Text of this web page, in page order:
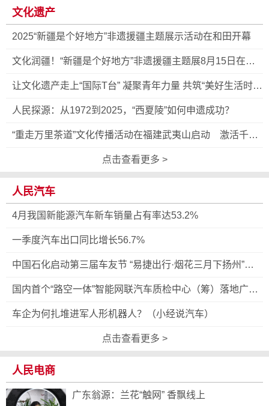
文化遗产
2025“新疆是个好地方”非遗援疆主题展示活动在和田开幕
文化润疆！“新疆是个好地方”非遗援疆主题展8月15日在和
田举办
让文化遗产走上“国际T台” 凝聚青年力量 共筑“美好生活时尚
文化共同体”
人民探源：从1972到2025，“西夏陵”如何申遗成功？
“重走万里茶道”文化传播活动在福建武夷山启动 激活千年
点击查看更多 >
人民汽车
4月我国新能源汽车新车销量占有率达53.2%
一季度汽车出口同比增长56.7%
中国石化启动第三届车友节 “易捷出行·烟花三月下扬州”房
车巡游同步发车
国内首个“路空一体”智能网联汽车质检中心（筹）落地广东
韶关
车企为何扎堆进军人形机器人？（小经说汽车）
点击查看更多 >
人民电商
广东翁源：兰花“触网” 香飘线上